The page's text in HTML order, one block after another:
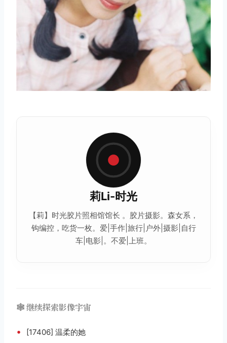
莉Li-时光
【莉】时光胶片照相馆馆长 。 胶片摄影。森女系，
钩编控，吃货一枚。爱|手作|旅行|户外|摄影|自行
车|电影|。不爱|上班。
🕸️ 继续探索影像宇宙
• [17406] 温柔的她